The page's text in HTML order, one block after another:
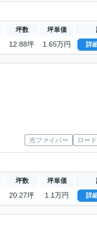
坪数 坪単価
12.88坪 1.65万円 詳
光ファイバー ロー
坪数 坪単価
20.27坪 1.1万円 詳